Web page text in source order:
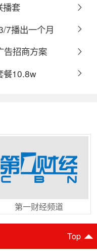
播套
7播出一个月
告招商方案
餐10.8w
第一财经频道
Top